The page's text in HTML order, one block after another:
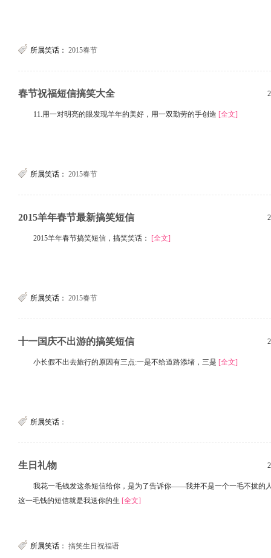
所属笑话： 2015春节
春节祝福短信搞笑大全
11.用一对明亮的眼发现羊年的美好，用一双勤劳的手创造 [全文]
所属笑话： 2015春节
2015羊年春节最新搞笑短信
2015羊年春节搞笑短信，搞笑笑话： [全文]
所属笑话： 2015春节
十一国庆不出游的搞笑短信
小长假不出去旅行的原因有三点:一是不给道路添堵，三是 [全文]
所属笑话：
生日礼物
我花一毛钱发这条短信给你，是为了告诉你——我并不是一个一毛不拔的
这一毛钱的短信就是我送你的生 [全文]
所属笑话： 搞笑生日祝福语